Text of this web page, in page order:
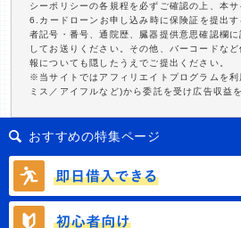
シーポリシーの各規程を必ずご確認の上、本サ
6.カードローンお申し込み時に保険証を提出
者記号・番号、通院歴、臓器提供意思確認欄
してお送りください。その他、バーコードな
報についても隠したうえでご提出ください。
※当サイトではアフィリエイトプログラムを利
ミス／アイフルなど)から委託を受け広告収益
おすすめの特集ページ